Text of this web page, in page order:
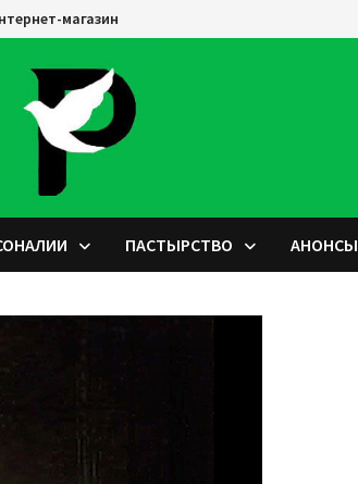
магазин
ПАСТЫРСТВО АНОНСЫ